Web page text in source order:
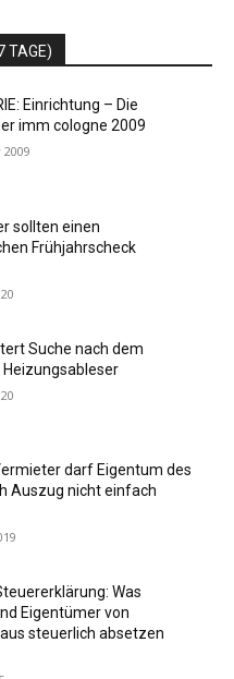
TAGE)
Einrichtung – Die
imm cologne 2009
sollten einen
Frühjahrscheck
Suche nach dem
darf Eigentum des
Auszug nicht einfach
Was
Eigentümer von
steuerlich absetzen